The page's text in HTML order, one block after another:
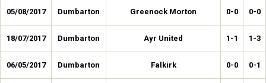
05/08/2017 Dumbarton Greenock Morton 0-0 0-0
18/07/2017 Dumbarton Ayr United 1-1 1-3
06/05/2017 Dumbarton Falkirk 0-0 0-1